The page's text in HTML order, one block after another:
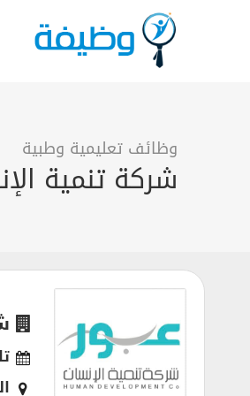
وظائف تعليمية وطبية
شركة تنمية